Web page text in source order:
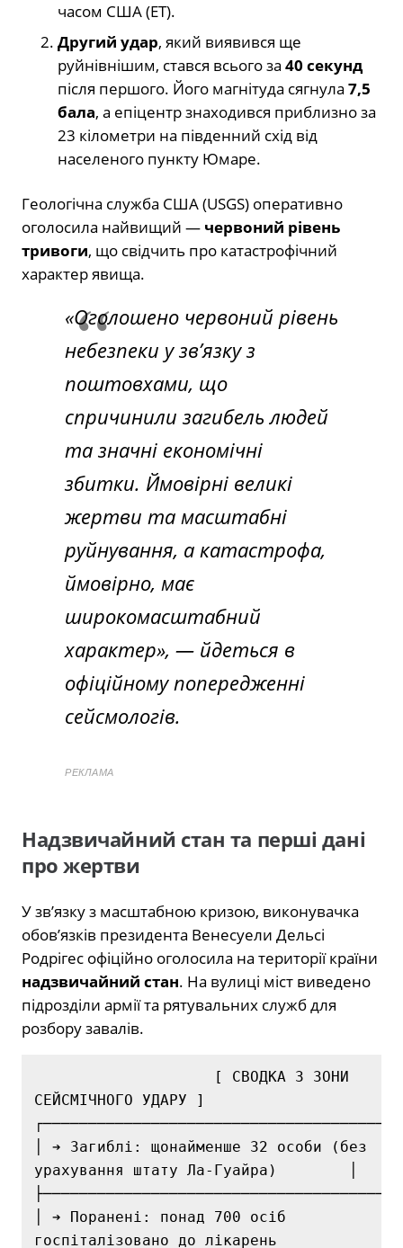
часом США (ET).
Другий удар, який виявився ще
руйнівнішим, стався всього за 40 секунд
після першого. Його магнітуда сягнула 7,5
бала, а епіцентр знаходився приблизно за
23 кілометри на південний схід від
населеного пункту Юмаре.
Геологічна служба США (USGS) оперативно
оголосила найвищий — червоний рівень
тривоги, що свідчить про катастрофічний
характер явища.
«Оголошено червоний рівень
небезпеки у зв’язку з
поштовхами, що
спричинили загибель людей
та значні економічні
збитки. Ймовірні великі
жертви та масштабні
руйнування, а катастрофа,
ймовірно, має
широкомасштабний
характер», — йдеться в
офіційному попередженні
сейсмологів.
РЕКЛАМА
Надзвичайний стан та перші дані
про жертви
У зв’язку з масштабною кризою, виконувачка
обов’язків президента Венесуели Дельсі
Родрігес офіційно оголосила на території країни
надзвичайний стан. На вулиці міст виведено
підрозділи армії та рятувальних служб для
розбору завалів.
СЕЙСМІЧНОГО УДАРУ ]
│ ➔ Загиблі: щонайменше 32 особи (без
урахування штату Ла-Гуайра)        │
│ ➔ Поранені: понад 700 осіб
госпіталізовано до лікарень